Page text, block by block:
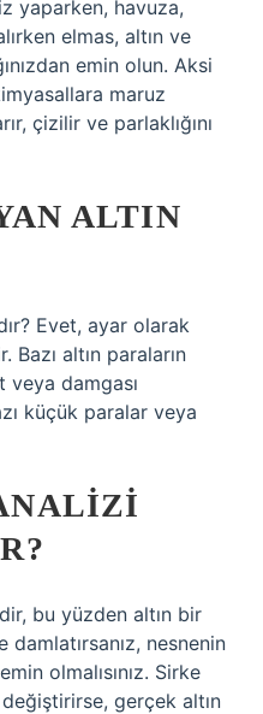
yaparken, havuza,
elmas, altın ve
emin olun. Aksi
maruz
çizilir ve parlaklığını
ALTIN
Evet, ayar olarak
Bazı altın paraların
veya damgası
küçük paralar veya
bu yüzden altın bir
nesnenin
olmalısınız. Sirke
gerçek altın